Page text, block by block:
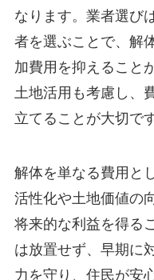
なります。業者選び
者を選ぶことで、解
加費用を抑えること
土地活用も考慮し、
立てることが大切です
解体を単なる費用と
活性化や土地価値の
将来的な利益を得る
は放置せず、早期に
力を守り、住民が安